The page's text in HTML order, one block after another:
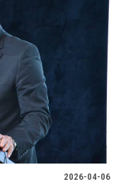
2026-04-06